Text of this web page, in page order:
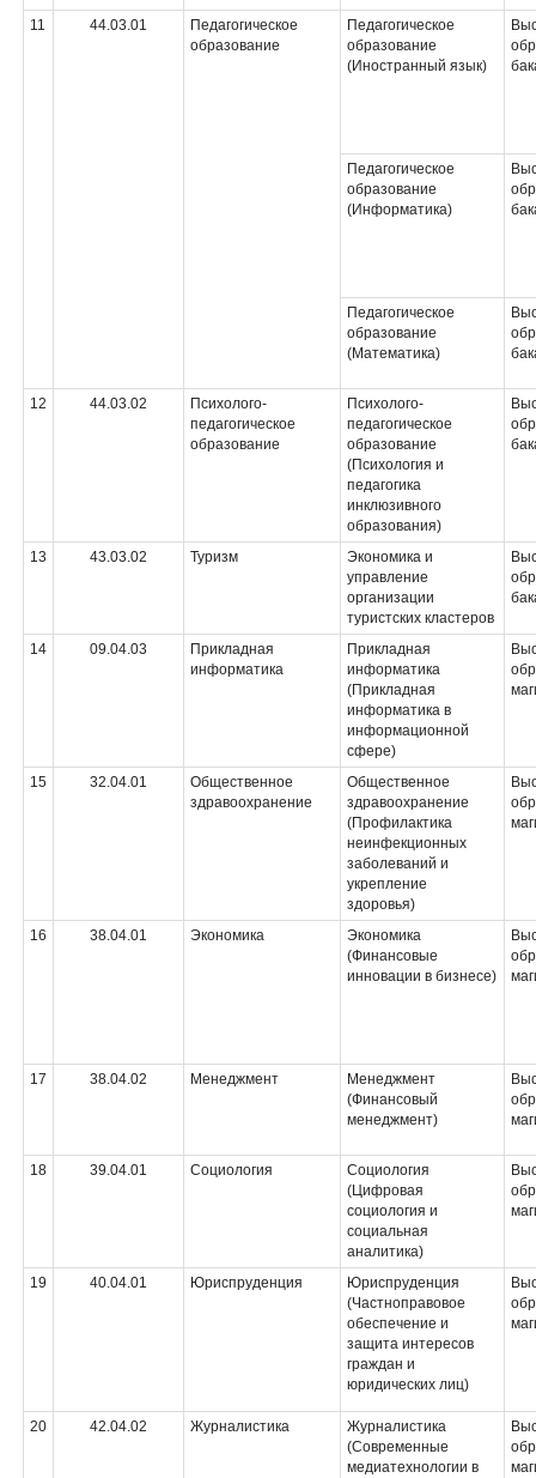
11 44.03.01
Педагогическое
образование
Педагогическое
образование
(Иностранный язык)
Педагогическое
образование
(Информатика)
Педагогическое
образование
(Математика)
12 44.03.02
Психолого-
педагогическое
образование
Психолого-
педагогическое
образование
(Психология и
педагогика
инклюзивного
образования)
13 43.03.02 Туризм
Экономика и
управление
организации
туристских кластеров
14 09.04.03
Прикладная
информатика
Прикладная
информатика
(Прикладная
информатика в
информационной
сфере)
15 32.04.01
Общественное
здравоохранение
Общественное
здравоохранение
(Профилактика
неинфекционных
заболеваний и
укрепление
здоровья)
16 38.04.01 Экономика
Экономика
(Финансовые
инновации в бизнесе)
17 38.04.02 Менеджмент
Менеджмент
(Финансовый
менеджмент)
18 39.04.01 Социология
Социология
(Цифровая
социология и
социальная
аналитика)
19 40.04.01 Юриспруденция
Юриспруденция
(Частноправовое
обеспечение и
защита интересов
граждан и
юридических лиц)
20 42.04.02 Журналистика
Журналистика
(Современные
медиатехнологии в